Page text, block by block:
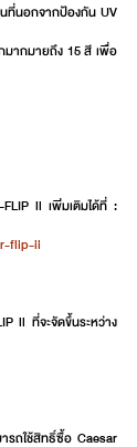
ที่นอกจากป้องกัน UV
มากมายถึง 15 สี เพื่อ
flip-ii
ll ที่จะจัดขึ้นระหว่าง
รถใช้สิทธิ์ซื้อ Caesar